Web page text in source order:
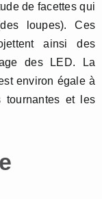
de facettes qui
loupes). Ces
ainsi des
des LED. La
environ égale à
tournantes et les